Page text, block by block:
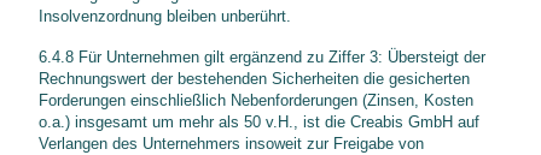
Insolvenzordnung bleiben unberührt.
6.4.8 Für Unternehmen gilt ergänzend zu Ziffer 3: Übersteigt der
Rechnungswert der bestehenden Sicherheiten die gesicherten
Forderungen einschließlich Nebenforderungen (Zinsen, Kosten
o.a.) insgesamt um mehr als 50 v.H., ist die Creabis GmbH auf
Verlangen des Unternehmers insoweit zur Freigabe von